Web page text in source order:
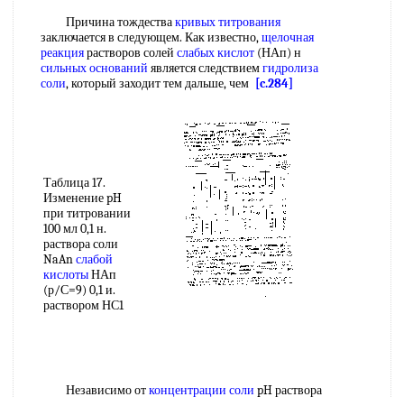
Причина тождествакривых титрования
заключается в следующем. Как известно,щелочная
реакциярастворов солей слабых кислот (НАп) н
сильных оснований является следствиемгидролиза
соли, который заходит тем дальше, чем [c.284]
Таблица 17.
Изменение pH
при титровании
100 мл 0,1 н.
раствора соли
NaAnслабой
кислотыНАп
(р/С=9) 0,1 и.
раствором НС1
Независимо отконцентрации соли pH раствора